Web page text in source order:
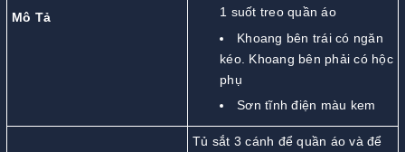
Mô Tả
1 suốt treo quần áo
Khoang bên trái có ngăn
kéo. Khoang bên phải có hộc
phụ
Sơn tĩnh điện màu kem
Tủ sắt 3 cánh để quần áo và để